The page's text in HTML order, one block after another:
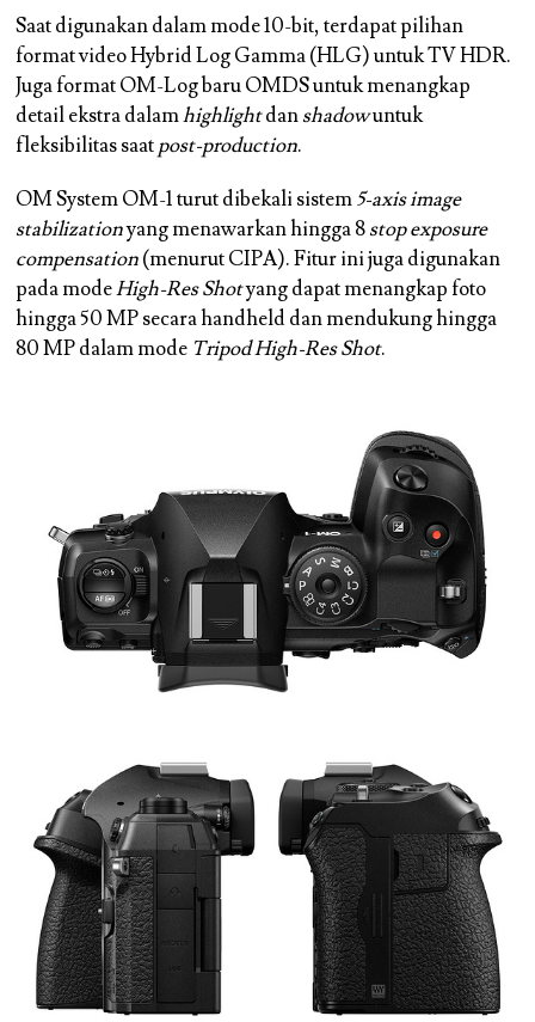
Saat digunakan dalam mode 10-bit, terdapat pilihan
format video Hybrid Log Gamma (HLG) untuk TV HDR.
Juga format OM-Log baru OMDS untuk menangkap
detail ekstra dalamhighlightdanshadowuntuk
fleksibilitas saatpost-production.
OM System OM-1 turut dibekali sistem5-axis image
stabilizationyang menawarkan hingga 8stop exposure
compensation(menurut CIPA). Fitur ini juga digunakan
pada modeHigh-Res Shotyang dapat menangkap foto
hingga 50 MP secara handheld dan mendukung hingga
80 MP dalam mode Tripod High-Res Shot.